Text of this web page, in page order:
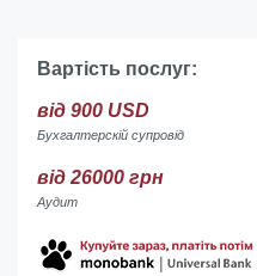
Вартість послуг:
від 900 USD
Бухгалтерскій супровід
від 26000 грн
Аудит